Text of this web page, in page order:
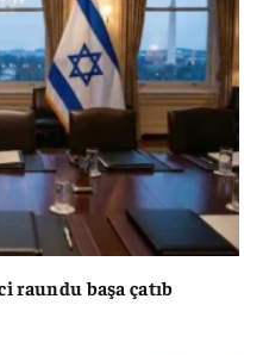
raundu başa çatıb